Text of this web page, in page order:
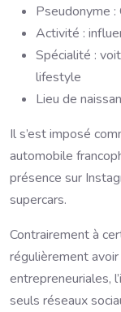
Pseudonyme :
Activité :
Spécialité :
lifestyle
Lieu de
Il s’est imposé
automobile
présence sur
supercars.
Contrairement à
régulièrement
entrepreneuriales,
seuls réseaux